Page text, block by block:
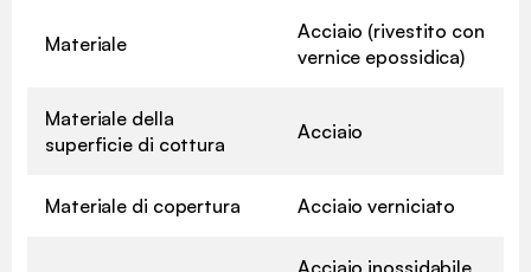
Materiale
Acciaio (rivestito con
vernice epossidica)
Materiale della
superficie di cottura
Acciaio
Materiale di copertura Acciaio verniciato
Acciaio inossidabile